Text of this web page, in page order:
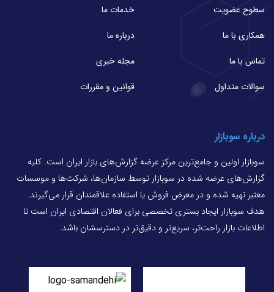
سطوح عضویت
خدمات ما
همکاری با ما
درباره ما
تماس با ما
مجله خبری
سوالات متداول
قوانین و مقررات
درباره سوبازار
سوبازار اولین و جامع‌ترین مرکز عرضه گزارش‌های بازار ایران است. کلیه
گزارش‌های عرضه شده در سوبازار توسط سازمان‌ها، شرکت‌ها و موسسات
معتبر تهیه شده و در معرض فروش یا استفاده علاقمندان قرار می‌گیرند.
هدف سوبازار ایجاد بستری تخصصی برای فعالان اقتصادی ایران است تا
اطلاعات بازار راحت‌تر، سریع‌تر و دقیق‌تر در دسترسشان باشد.